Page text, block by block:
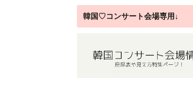
韓国♡コンサート会場専用↓